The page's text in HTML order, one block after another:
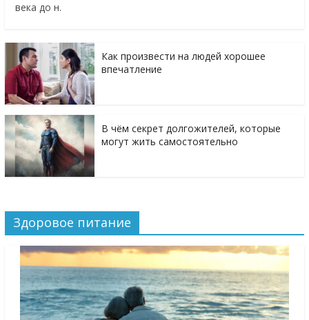
века до н.
Как произвести на людей хорошее
впечатление
В чём секрет долгожителей, которые
могут жить самостоятельно
Здоровое питание